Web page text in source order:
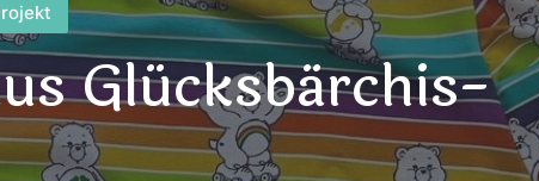
Glücksbärchis-